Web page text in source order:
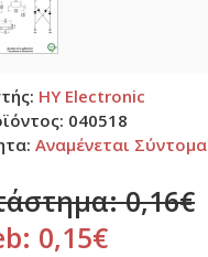
HY Electronic
040518
Αναμένεται Σύντομα
0,16€
0,15€